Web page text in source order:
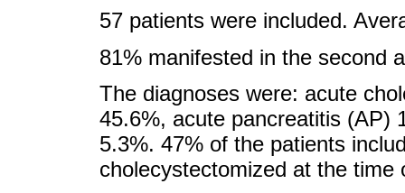
57 patients were included.
81% manifested in the second
The diagnoses were: acute
45.6%, acute pancreatitis (AP)
5.3%. 47% of the patients
cholecystectomized at the time